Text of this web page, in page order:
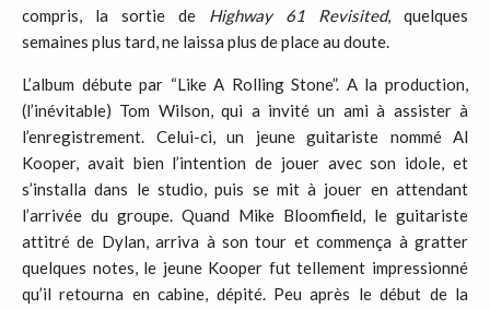
compris, la sortie de Highway 61 Revisited, quelques
semaines plus tard, ne laissa plus de place au doute.
L’album débute par “Like A Rolling Stone”. A la production,
(l’inévitable) Tom Wilson, qui a invité un ami à assister à
l’enregistrement. Celui-ci, un jeune guitariste nommé Al
Kooper, avait bien l’intention de jouer avec son idole, et
s’installa dans le studio, puis se mit à jouer en attendant
l’arrivée du groupe. Quand Mike Bloomfield, le guitariste
attitré de Dylan, arriva à son tour et commença à gratter
quelques notes, le jeune Kooper fut tellement impressionné
qu’il retourna en cabine, dépité. Peu après le début de la